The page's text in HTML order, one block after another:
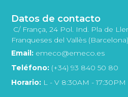
Datos de contacto
C/ França, 24 Pol. Ind. Pla de
Franqueses del Vallès (Barcelona)
Email: emeco@emeco.es
Teléfono: (+34) 93 840 50 80
Horario: L - V 8:30AM - 17:30PM